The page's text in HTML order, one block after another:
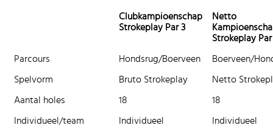
Clubkampioenschap
Strokeplay Par 3
Netto
Strokeplay Par
Parcours Hondsrug/Boerveen Boerveen/
Spelvorm Bruto Strokeplay Netto
Aantal holes 18 18
Individueel/team Individueel Individueel